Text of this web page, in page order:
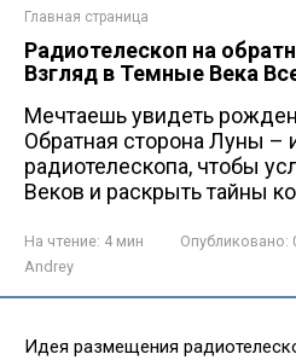
Главная страница
Радиотелескоп на
Взгляд в Темные Века
Мечтаешь увидеть
Обратная сторона Луны –
радиотелескопа, чтобы
Веков и раскрыть тайны
На чтение: 4 мин Опубликовано:
Andrey
Идея размещения